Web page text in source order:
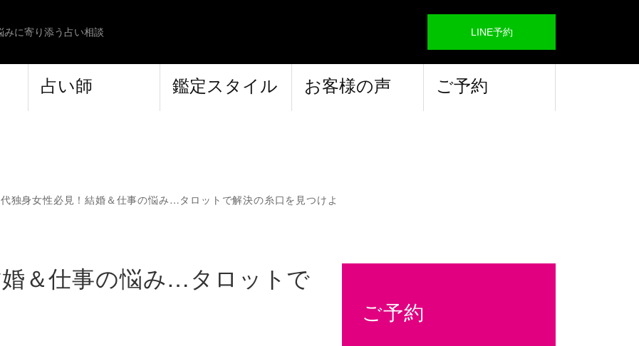
に寄り添う占い相談 LINE予約
占い師 鑑定スタイル お客様の声 ご予約
独身女性必見！結婚＆仕事の悩み…タロットで解決の糸口を見つけよ
＆仕事の悩み…タロットで
ご予約